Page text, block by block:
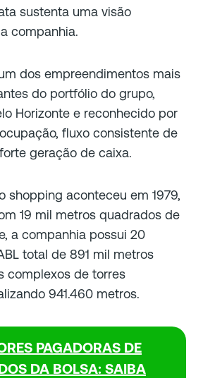
sustenta uma visão
companhia.
dos empreendimentos mais
do portfólio do grupo,
Horizonte e reconhecido por
fluxo consistente de
geração de caixa.
shopping aconteceu em 1979,
19 mil metros quadrados de
a companhia possui 20
total de 891 mil metros
complexos de torres
941.460 metros.
PAGADORAS DE
DA BOLSA: SAIBA